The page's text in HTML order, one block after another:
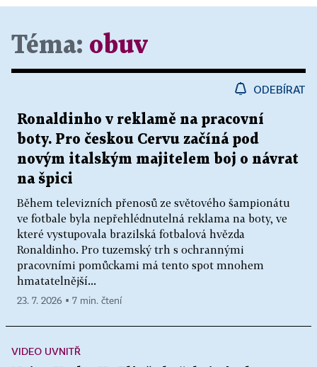
Téma: obuv
ODEBÍRAT
Ronaldinho v reklamě na pracovní
boty. Pro českou Cervu začíná pod
novým italským majitelem boj o návrat
na špici
Během televizních přenosů ze světového šampionátu
ve fotbale byla nepřehlédnutelná reklama na boty, ve
které vystupovala brazilská fotbalová hvězda
Ronaldinho. Pro tuzemský trh s ochrannými
pracovními pomůckami má tento spot mnohem
hmatatelnější...
23. 7. 2026 ▪ 7 min. čtení
VIDEO UVNITŘ